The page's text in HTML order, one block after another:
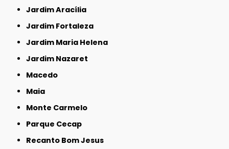
Jardim Aracília
Jardim Fortaleza
Jardim Maria Helena
Jardim Nazaret
Macedo
Maia
Monte Carmelo
Parque Cecap
Recanto Bom Jesus